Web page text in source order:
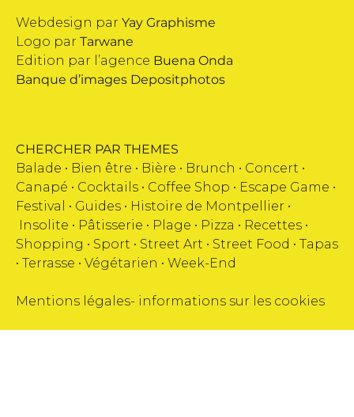
Webdesign par Yay Graphisme
Logo par Tarwane
Edition par l’agence Buena Onda
Banque d’images Depositphotos
CHERCHER PAR THEMES
Balade • Bien être • Bière • Brunch • Concert •
Canapé • Cocktails • Coffee Shop • Escape Game •
Festival
• Guides • Histoire de Montpellier •
Insolite • Pâtisserie • Plage • Pizza • Recettes •
Shopping • Sport • Street Art • Street Food • Tapas
• Terrasse • Végétarien • Week-End
Mentions légales- informations sur les cookies